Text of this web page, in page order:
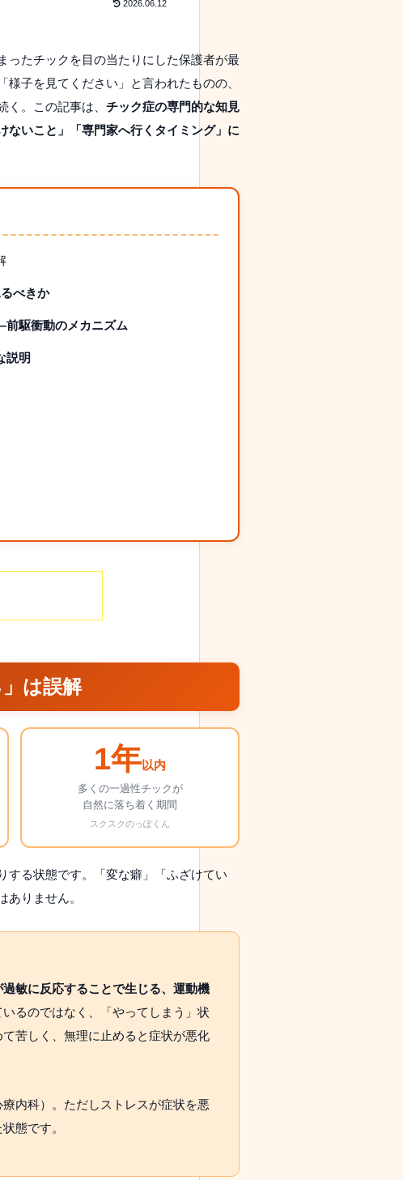
2026.06.12
たチックを目の当たりにした保護者が最
子を見てください」と言われたものの、
く。この記事は、 チック症の専門的な知見
ないこと」「専門家へ行くタイミング」に
べきか
駆衝動のメカニズム
説明
は誤解
1年以内
多くの一過性チックが
自然に落ち着く期間
スクスクのっぽくん
する状態です。「変な癖」「ふざけてい
りません。
敏に反応することで生じる、運動機
るのではなく、「やってしまう」状
苦しく、無理に止めると症状が悪化
療内科）。ただしストレスが症状を悪
態です。